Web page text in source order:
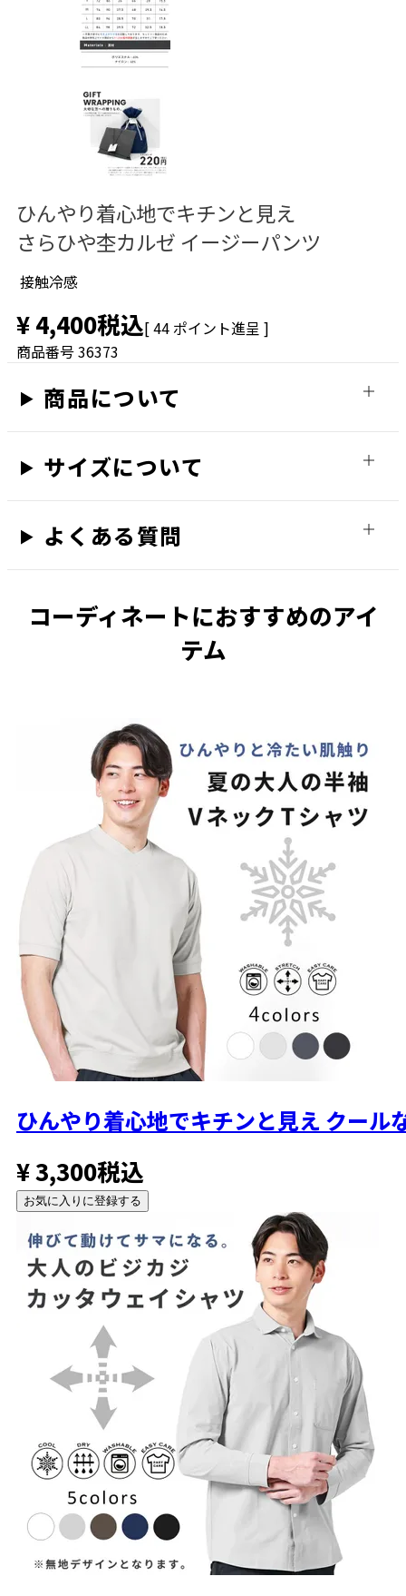
ひんやり着心地でキチンと見え
さらひや杢カルゼ イージーパンツ
接触冷感
¥4,400税込[44 ポイント進呈 ]
商品番号36373
残りわずか
お気に入りに登録する
カートに入れる
お気に入りに登録する
L
お気に入りに登録する
カートに入れる
LL
カートに入れる
ダークグレー
S残りわずか
M
L
お気に入りに登録する
カートに入れる
残りわずか
お気に入りに登録する
カートに入れる
お気に入りに登録する
カートに入れる
お気に入りに登録する
カートに入れる
LL
カートに入れる
ブラック
S
お気に入りに登録する
カートに入れる
お気に入りに登録する
カートに入れる
お気に入りに登録する
カートに入れる
LL
お気に入りに登録する
カートに入れる
商品について
サイズについて
よくある質問
コーディネートにおすすめのアイ
テム
ひんやり着心地でキチンと見え クール
¥3,300税込
お気に入りに登録する